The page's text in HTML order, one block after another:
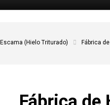
(Hielo Triturado) Fábrica